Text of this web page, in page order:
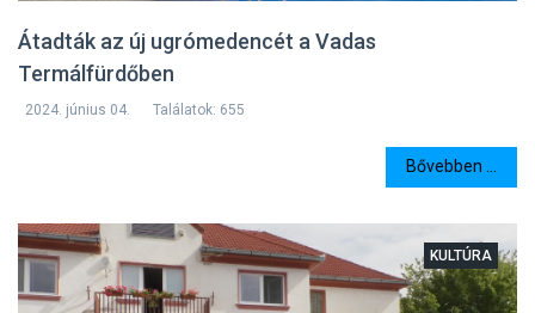
Átadták az új ugrómedencét a Vadas
Termálfürdőben
2024. június 04. Találatok: 655
Bővebben ...
KULTÚRA